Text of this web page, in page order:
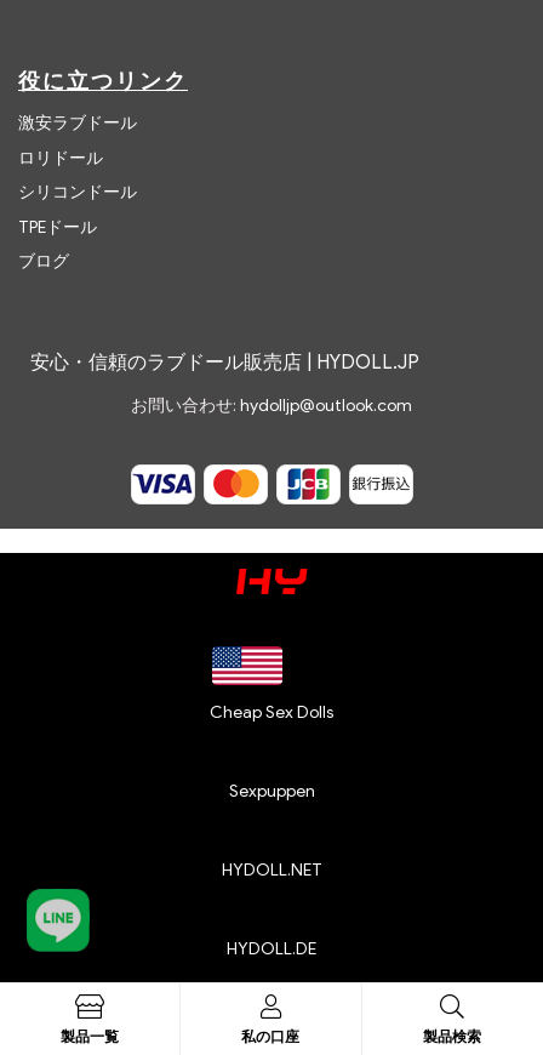
役に立つリンク
激安ラブドール
ロリドール
シリコンドール
TPEドール
ブログ
安心・信頼のラブドール販売店 | HYDOLL.JP
お問い合わせ: hydolljp@outlook.com
Cheap Sex Dolls
Sexpuppen
HYDOLL.NET
HYDOLL.DE
HYDOLL.JPについて
会社概要製品一覧 私の口座 製品検索